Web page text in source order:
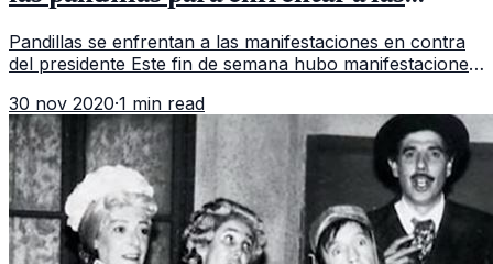
Pandillas se enfrentan a las manifestaciones en contra
del presidente Este fin de semana hubo manifestaciones
colapsó debi
30 nov 2020·1 min read